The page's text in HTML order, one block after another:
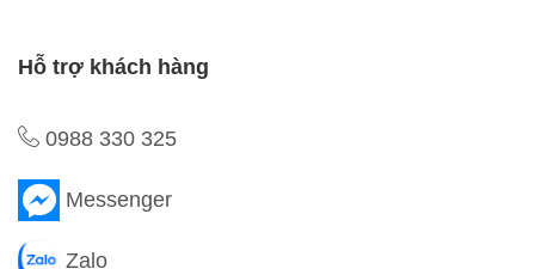
Hỗ trợ khách hàng
0988 330 325
Messenger
Zalo